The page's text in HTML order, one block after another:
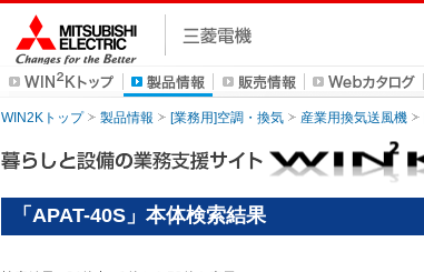
WIN2Kトップ 製品情報 [業務用]空調・換気 産業用換気送風機
「APAT-40S」本体検索結果